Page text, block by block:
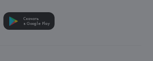
Скачать
в Google Play